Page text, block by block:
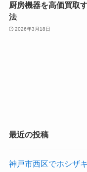
厨房機器を高価買取
法
2026年3月18日
最近の投稿
神戸市西区でホシザ